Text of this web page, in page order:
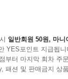
일반회원 50원, 마니
YES포인트 지급됩니
부터 마지막 회차 주
패션 및 판매금지 상